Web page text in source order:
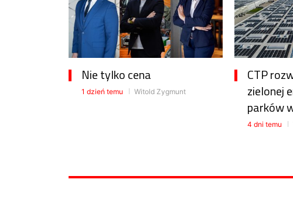
Nie tylko cena
1 dzień temu Witold Zygmunt
CTP
zielonej
parków
4 dni temu